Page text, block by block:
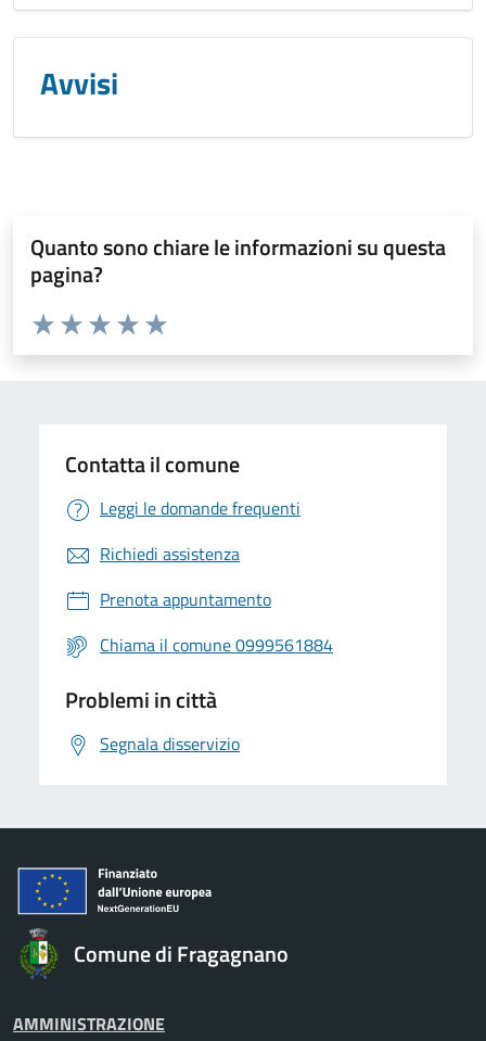
Avvisi
Quanto sono chiare le informazioni su questa
pagina?
Valuta da 1 a 5 stelle la pagina
Valuta 5 stelle su 5
Valuta 4 stelle su 5
Valuta 3 stelle su 5
Valuta 2 stelle su 5
Valuta 1 stelle su 5
Contatta il comune
Leggi le domande frequenti
Richiedi assistenza
Prenota appuntamento
Chiama il comune 0999561884
Problemi in città
Segnala disservizio
Comune di Fragagnano
AMMINISTRAZIONE